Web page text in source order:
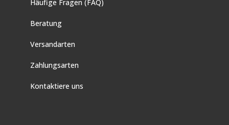
Häufige Fragen (FAQ)
Beratung
Versandarten
Zahlungsarten
Kontaktiere uns